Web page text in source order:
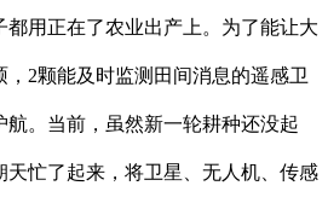
都用正在了农业出产上。为了能让大
2颗能及时监测田间消息的遥感卫
。当前，虽然新一轮耕种还没起
天忙了起来，将卫星、无人机、传感